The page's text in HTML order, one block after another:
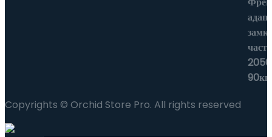
Copyrights © Orchid Store Pro. All rights reserved